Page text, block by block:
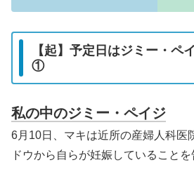
【起】予定日はジミー・ペ
①
私の中のジミー・ペイジ
6月10日、マキは近所の産婦人科医
ドウから自らが妊娠していることを